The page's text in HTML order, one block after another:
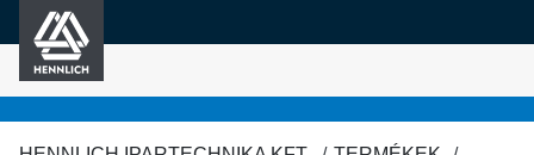
tartalomra